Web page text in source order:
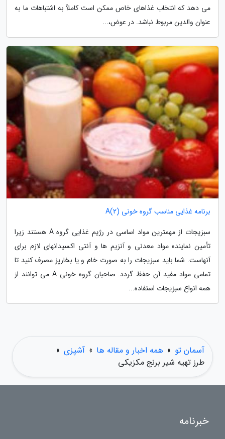
می دهد که انتخاب غذاهای خاص ممکن است کاملاً به اشتباهات ما به
عنوان والدین مربوط نباشد. در عوض،...
برنامه غذایی مناسب گروه خونی A(2)
سبزیجات از مهمترین مواد اساسی در رژیم غذایی گروه A هستند زیرا
تأمین نماینده مواد معدنی و آنزیم ها و آنتی اکسیدانهای لازم برای
آنهاست. شما باید سبزیجات را به صورت خام و یا بخارپز مصرف کنید تا
تمامی مواد مفید آن حفظ گردد. صاحبان گروه خونی A می توانند از
همه انواع سبزیجات استفاده...
آسمان تو » همه اخبار و مقاله ها » آشپزی »
طرز تهیه شیر برنج مکزیکی
خبرنامه